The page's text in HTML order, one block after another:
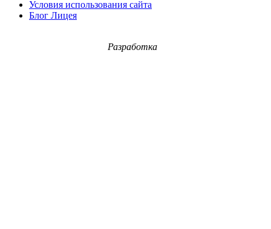
Условия использования сайта
Блог Лицея
Разработка